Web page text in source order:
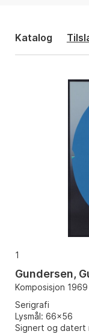
Katalog
1
Gundersen,
Komposisjon 1969
Serigrafi
Lysmål: 66x56
Signert og datert